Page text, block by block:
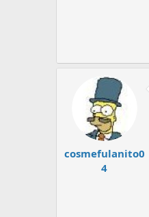
cosmefulanito0
4